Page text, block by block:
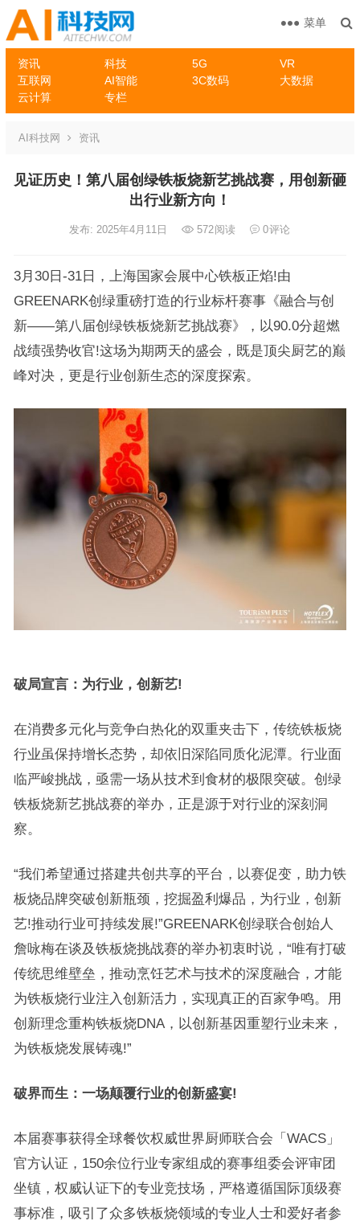
资讯 科技 5G
VR
互联网
AI智能 3C数码
大数据
云计算
专栏
菜单
AI科技网 资讯
见证历史！第八届创绿铁板烧新艺挑战赛，用创新砸
出行业新方向！
发布: 2025年4月11日 572阅读 0评论
3月30日-31日，上海国家会展中心铁板正焰!由
GREENARK创绿重磅打造的行业标杆赛事《融合与创
新——第八届创绿铁板烧新艺挑战赛》，以90.0分超燃
战绩强势收官!这场为期两天的盛会，既是顶尖厨艺的巅
峰对决，更是行业创新生态的深度探索。
破局宣言：为行业，创新艺!
在消费多元化与竞争白热化的双重夹击下，传统铁板烧
行业虽保持增长态势，却依旧深陷同质化泥潭。行业面
临严峻挑战，亟需一场从技术到食材的极限突破。创绿
铁板烧新艺挑战赛的举办，正是源于对行业的深刻洞
察。
“我们希望通过搭建共创共享的平台，以赛促变，助力铁
板烧品牌突破创新瓶颈，挖掘盈利爆品，为行业，创新
艺!推动行业可持续发展!”GREENARK创绿联合创始人
詹咏梅在谈及铁板烧挑战赛的举办初衷时说，“唯有打破
传统思维壁垒，推动烹饪艺术与技术的深度融合，才能
为铁板烧行业注入创新活力，实现真正的百家争鸣。用
创新理念重构铁板烧DNA，以创新基因重塑行业未来，
为铁板烧发展铸魂!”
破界而生：一场颠覆行业的创新盛宴!
本届赛事获得全球餐饮权威世界厨师联合会「WACS」
官方认证，150余位行业专家组成的赛事组委会评审团
坐镇，权威认证下的专业竞技场，严格遵循国际顶级赛
事标准，吸引了众多铁板烧领域的专业人士和爱好者参